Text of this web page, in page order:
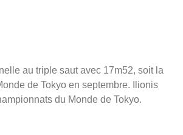
au triple saut avec 17m52, soit la
de Tokyo en septembre. Ilionis
du Monde de Tokyo.